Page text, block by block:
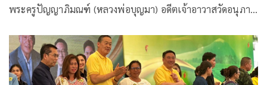
พระครูปัญญาภิมณฑ์ (หลวงพ่อบุญมา) อดีตเจ้าอาวาสวัดอนุภาษ